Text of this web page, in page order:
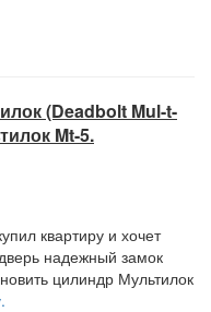
(Deadbolt Mul-t-
Mt-5.
квартиру и хочет
надежный замок
цилиндр Мультилок